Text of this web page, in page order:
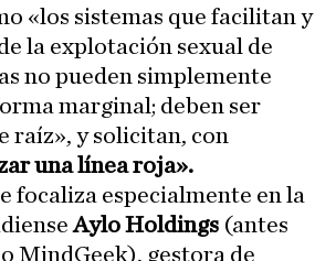
«los sistemas que facilitan y
la explotación sexual de
no pueden simplemente
marginal; deben ser
raíz», y solicitan, con
una línea roja».
focaliza especialmente en la
Aylo Holdings (antes
MindGeek), gestora de